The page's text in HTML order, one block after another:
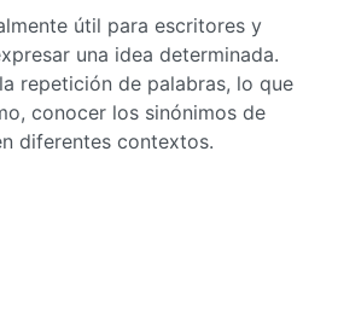
útil para escritores y
una idea determinada.
repetición de palabras, lo que
conocer los sinónimos de
diferentes contextos.